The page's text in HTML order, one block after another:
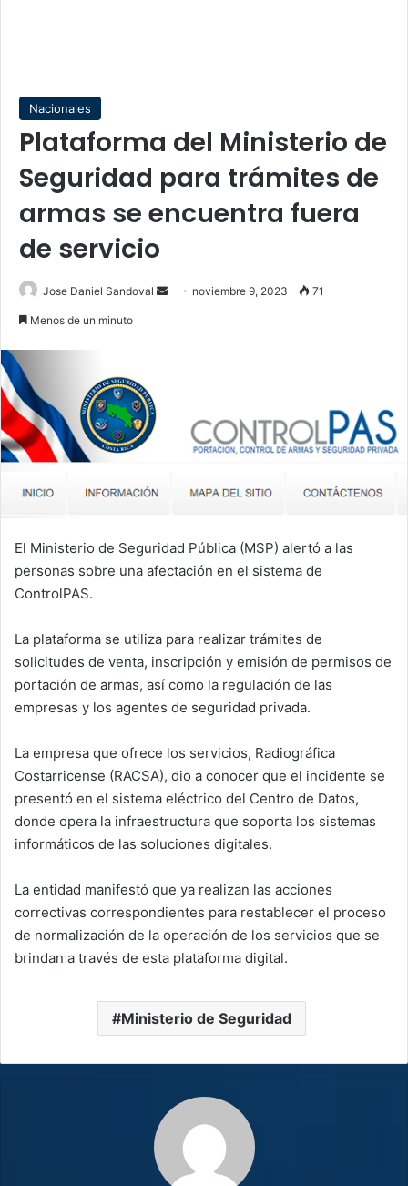
Nacionales
Plataforma del Ministerio de
Seguridad para trámites de
armas se encuentra fuera
de servicio
Jose Daniel Sandoval
Send noviembre 9, 2023 71
Menos de un minuto
El Ministerio de Seguridad Pública (MSP) alertó a las
personas sobre una afectación en el sistema de
ControlPAS.
La plataforma se utiliza para realizar trámites de
solicitudes de venta, inscripción y emisión de permisos de
portación de armas, así como la regulación de las
empresas y los agentes de seguridad privada.
La empresa que ofrece los servicios, Radiográfica
Costarricense (RACSA), dio a conocer que el incidente se
presentó en el sistema eléctrico del Centro de Datos,
donde opera la infraestructura que soporta los sistemas
informáticos de las soluciones digitales.
La entidad manifestó que ya realizan las acciones
correctivas correspondientes para restablecer el proceso
de normalización de la operación de los servicios que se
brindan a través de esta plataforma digital.
Ministerio de Seguridad